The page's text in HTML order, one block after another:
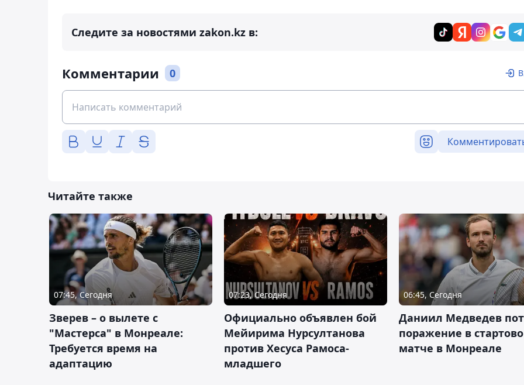
Следите за новостями zakon.kz в:
Комментарии 0
Читайте также
07:45, Сегодня
Зверев – о вылете с
"Мастерса" в Монреале:
Требуется время на
адаптацию
07:23, Сегодня
Официально объявлен бой
Мейирима Нурсултанова
против Хесуса Рамоса-
младшего
06:45, Сегодня
Даниил Медведев
поражение в
матче в Монреале